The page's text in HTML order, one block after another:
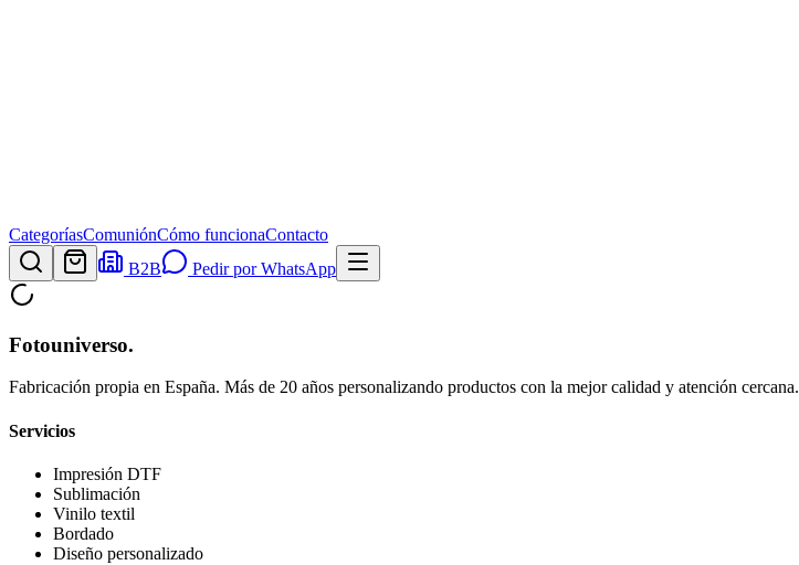
CategoríasComuniónCómo funcionaContacto
B2B
Pedir por WhatsApp
Fotouniverso.
Fabricación propia en España. Más de 20 años personalizando productos con la mejor calidad y atención cercana.
Servicios
Impresión DTF
Sublimación
Vinilo textil
Bordado
Diseño personalizado